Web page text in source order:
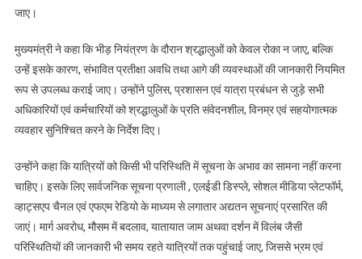
जाए।
मुख्यमंत्री ने कहा कि भीड़ नियंत्रण के दौरान श्रद्धालुओं को केवल रोका न जाए, बल्कि
उन्हें इसके कारण, संभावित प्रतीक्षा अवधि तथा आगे की व्यवस्थाओं की जानकारी नियमित
रूप से उपलब्ध कराई जाए। उन्होंने पुलिस, प्रशासन एवं यात्रा प्रबंधन से जुड़े सभी
अधिकारियों एवं कर्मचारियों को श्रद्धालुओं के प्रति संवेदनशील, विनम्र एवं सहयोगात्मक
व्यवहार सुनिश्चित करने के निर्देश दिए।
उन्होंने कहा कि यात्रियों को किसी भी परिस्थिति में सूचना के अभाव का सामना नहीं करना
चाहिए। इसके लिए सार्वजनिक सूचना प्रणाली , एलईडी डिस्प्ले, सोशल मीडिया प्लेटफॉर्म,
व्हाट्सएप चैनल एवं एफएम रेडियो के माध्यम से लगातार अद्यतन सूचनाएं प्रसारित की
जाएं। मार्ग अवरोध, मौसम में बदलाव, यातायात जाम अथवा दर्शन में विलंब जैसी
परिस्थितियों की जानकारी भी समय रहते यात्रियों तक पहुंचाई जाए, जिससे भ्रम एवं